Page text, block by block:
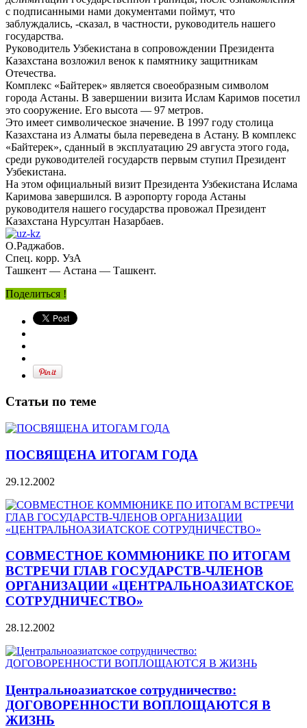
с подписанными нами документами поймут, что
заблуждались, -сказал, в частности, руководитель нашего
государства.
Руководитель Узбекистана в сопровождении Президента
Казахстана возложил венок к памятнику защитникам
Отечества.
Комплекс «Байтерек» является своеобразным символом
города Астаны. В завершении визита Ислам Каримов посетил
это сооружение. Его высота — 97 метров.
Это имеет символическое значение. В 1997 году столица
Казахстана из Алматы была переведена в Астану. В комплекс
«Байтерек», сданный в эксплуатацию 29 августа этого года,
среди руководителей государств первым ступил Президент
Узбекистана.
На этом официальный визит Президента Узбекистана Ислама
Каримова завершился. В аэропорту города Астаны
руководителя нашего государства провожал Президент
Казахстана Нурсултан Назарбаев.
О.Раджабов.
Спец. корр. УзА
Ташкент — Астана — Ташкент.
Поделиться !
Статьи по теме
ПОСВЯЩЕНА ИТОГАМ ГОДА
29.12.2002
СОВМЕСТНОЕ КОММЮНИКЕ ПО ИТОГАМ
ВСТРЕЧИ ГЛАВ ГОСУДАРСТВ-ЧЛЕНОВ
ОРГАНИЗАЦИИ «ЦЕНТРАЛЬНОАЗИАТСКОЕ
СОТРУДНИЧЕСТВО»
28.12.2002
Центральноазиатское сотрудничество:
ДОГОВОРЕННОСТИ ВОПЛОЩАЮТСЯ В
ЖИЗНЬ